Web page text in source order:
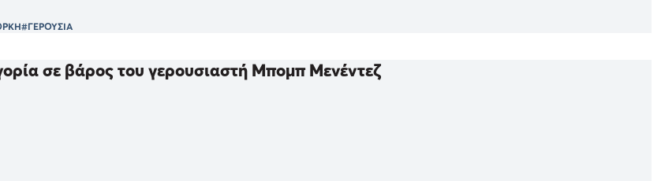
#ΓΕΡΟΥΣΙΑ
σε βάρος του γερουσιαστή Μπομπ Μενέντεζ